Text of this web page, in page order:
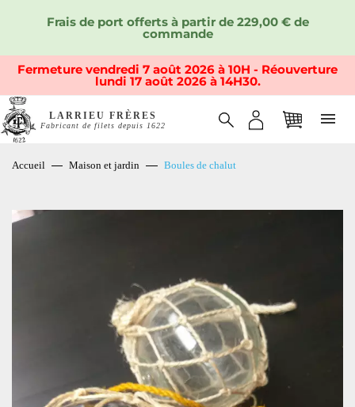
Frais de port offerts à partir de 229,00 € de
commande
Fermeture vendredi 7 août 2026 à 10H - Réouverture
lundi 17 août 2026 à 14H30.
LARRIEU FRÈRES
Fabricant de filets depuis 1622
Accueil Maison et jardin Boules de chalut